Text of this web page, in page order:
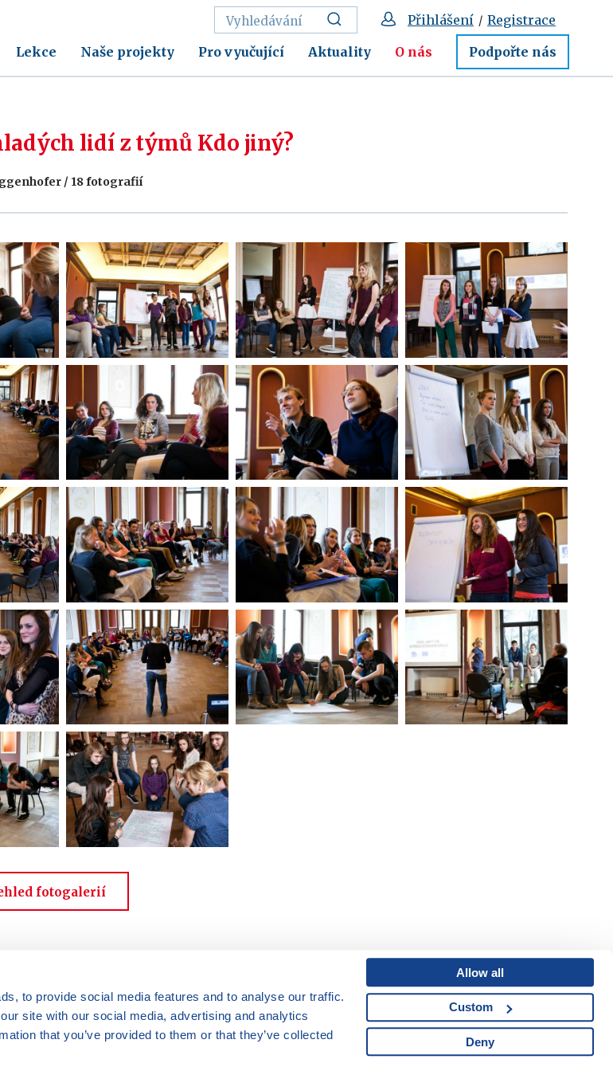
to provide social media features and to analyse our traffic.
site with our social media, advertising and analytics
that you’ve provided to them or that they’ve collected
Allow all
Custom
Deny
Lekce Naše projekty Pro vyučující Aktuality O nás Podpořte nás
Přihlášení / Registrace
lidí z týmů Kdo jiný?
/ 18 fotografií
fotogalerií
Kontaktujte nás
FAQ
Odebírejte
Mapa webu
Osobní údaje